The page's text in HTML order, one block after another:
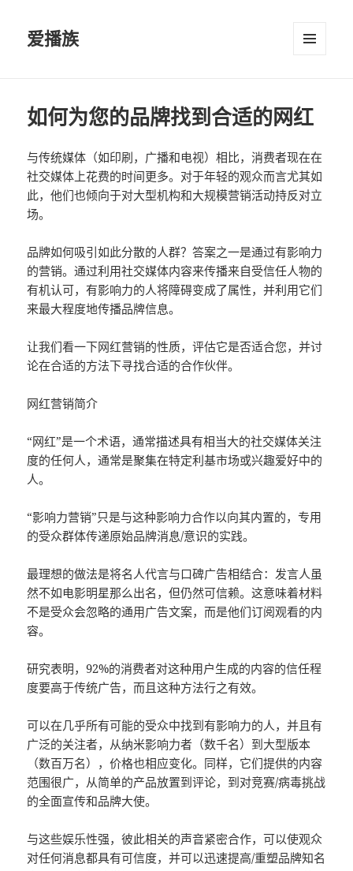
爱播族
如何为您的品牌找到合适的网红
与传统媒体（如印刷，广播和电视）相比，消费者现在在
社交媒体上花费的时间更多。对于年轻的观众而言尤其如
此，他们也倾向于对大型机构和大规模营销活动持反对立
场。
品牌如何吸引如此分散的人群？答案之一是通过有影响力
的营销。通过利用社交媒体内容来传播来自受信任人物的
有机认可，有影响力的人将障碍变成了属性，并利用它们
来最大程度地传播品牌信息。
让我们看一下网红营销的性质，评估它是否适合您，并讨
论在合适的方法下寻找合适的合作伙伴。
网红营销简介
“网红”是一个术语，通常描述具有相当大的社交媒体关注
度的任何人，通常是聚集在特定利基市场或兴趣爱好中的
人。
“影响力营销”只是与这种影响力合作以向其内置的，专用
的受众群体传递原始品牌消息/意识的实践。
最理想的做法是将名人代言与口碑广告相结合：发言人虽
然不如电影明星那么出名，但仍然可信赖。这意味着材料
不是受众会忽略的通用广告文案，而是他们订阅观看的内
容。
研究表明，92%的消费者对这种用户生成的内容的信任程
度要高于传统广告，而且这种方法行之有效。
可以在几乎所有可能的受众中找到有影响力的人，并且有
广泛的关注者，从纳米影响力者（数千名）到大型版本
（数百万名），价格也相应变化。同样，它们提供的内容
范围很广，从简单的产品放置到评论，到对竞赛/病毒挑战
的全面宣传和品牌大使。
与这些娱乐性强，彼此相关的声音紧密合作，可以使观众
对任何消息都具有可信度，并可以迅速提高/重塑品牌知名